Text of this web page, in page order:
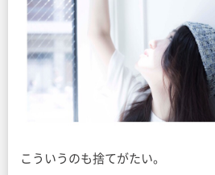
こういうのも捨てがたい。